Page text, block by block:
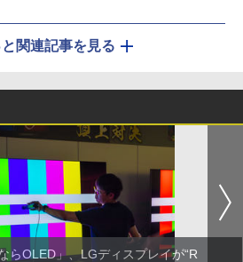
と関連記事を見る
らOLED」、LGディスプレイが“R